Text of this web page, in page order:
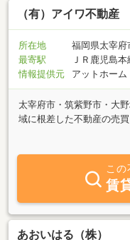
（有）アイワ不動産
所在地
福岡県太宰府
最寄駅
ＪＲ鹿児島
情報提供元
アットホーム
太宰府市・筑紫野市・大
域に根差した不動産の売
っております。宅地建物
たいと思っております！
この
賃
あおいはる（株）